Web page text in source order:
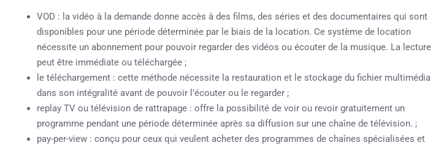
VOD : la vidéo à la demande donne accès à des films, des séries et des documentaires qui sont
disponibles pour une période déterminée par le biais de la location. Ce système de location
nécessite un abonnement pour pouvoir regarder des vidéos ou écouter de la musique. La lecture
peut être immédiate ou téléchargée ;
le téléchargement : cette méthode nécessite la restauration et le stockage du fichier multimédia
dans son intégralité avant de pouvoir l’écouter ou le regarder ;
replay TV ou télévision de rattrapage : offre la possibilité de voir ou revoir gratuitement un
programme pendant une période déterminée après sa diffusion sur une chaîne de télévision. ;
pay-per-view : conçu pour ceux qui veulent acheter des programmes de chaînes spécialisées et